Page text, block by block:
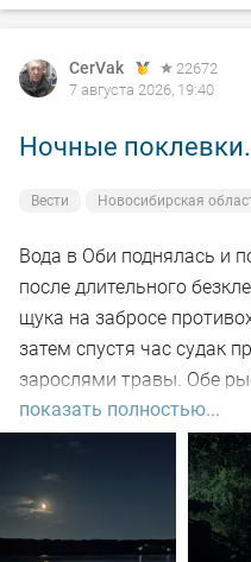
CerVak
22672
7 августа 2026, 19:40
Ночные поклевки.
Вести Новосибирская
Вода в Оби поднялась и
после длительного
щука на забросе
затем спустя час судак
зарослями травы. Обе
и при чистке оказались
дальнейших поклёвок.
показать полностью...